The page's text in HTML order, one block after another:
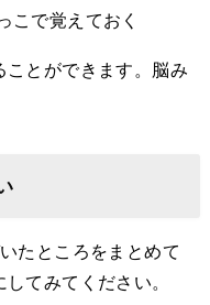
こで覚えておく
ことができます。脳み
たところをまとめて
てみてください。